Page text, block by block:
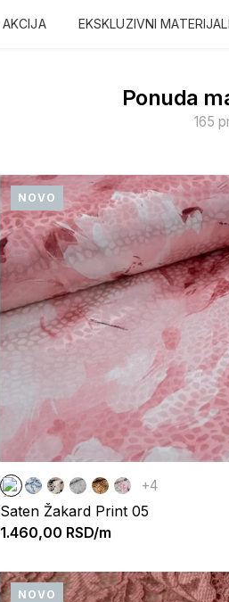
AKCIJA EKSKLUZIVNI MATERIJALI
Ponuda
165
NOVO
+4
Saten Žakard Print 05
1.460,00 RSD/m
NOVO